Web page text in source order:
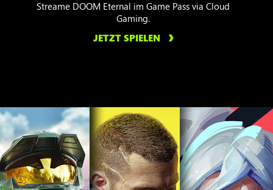
Streame DOOM Eternal im Game Pass via Cloud
Gaming.
JETZT SPIELEN